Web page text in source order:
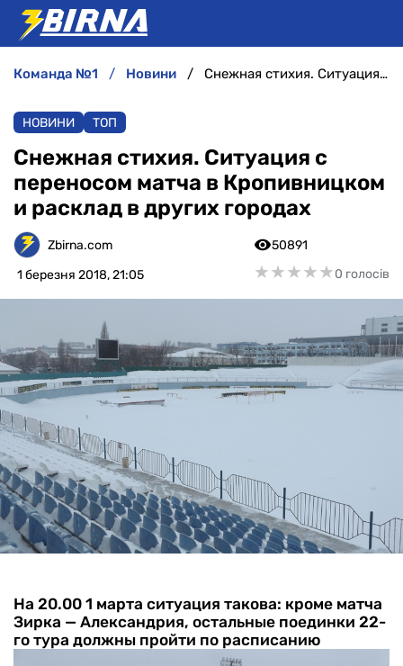
АНАЛІТИКА
ІНТЕРВ'Ю
РІЗНЕ
БУКМЕКЕРИ
команда №1 новини Снежная стихия. Ситуация с переносом матча в Кропивницком и расклад в других городах
НОВИНИ ТОП
Снежная стихия. Ситуация с
переносом матча в Кропивницком
и расклад в других городах
Zbirna.com
1 березня 2018, 21:05
50891
★★★★★
★★★★★0 голосів
На 20.00 1 марта ситуация такова: кроме матча
Зирка — Александрия, остальные поединки 22-
го тура должны пройти по расписанию